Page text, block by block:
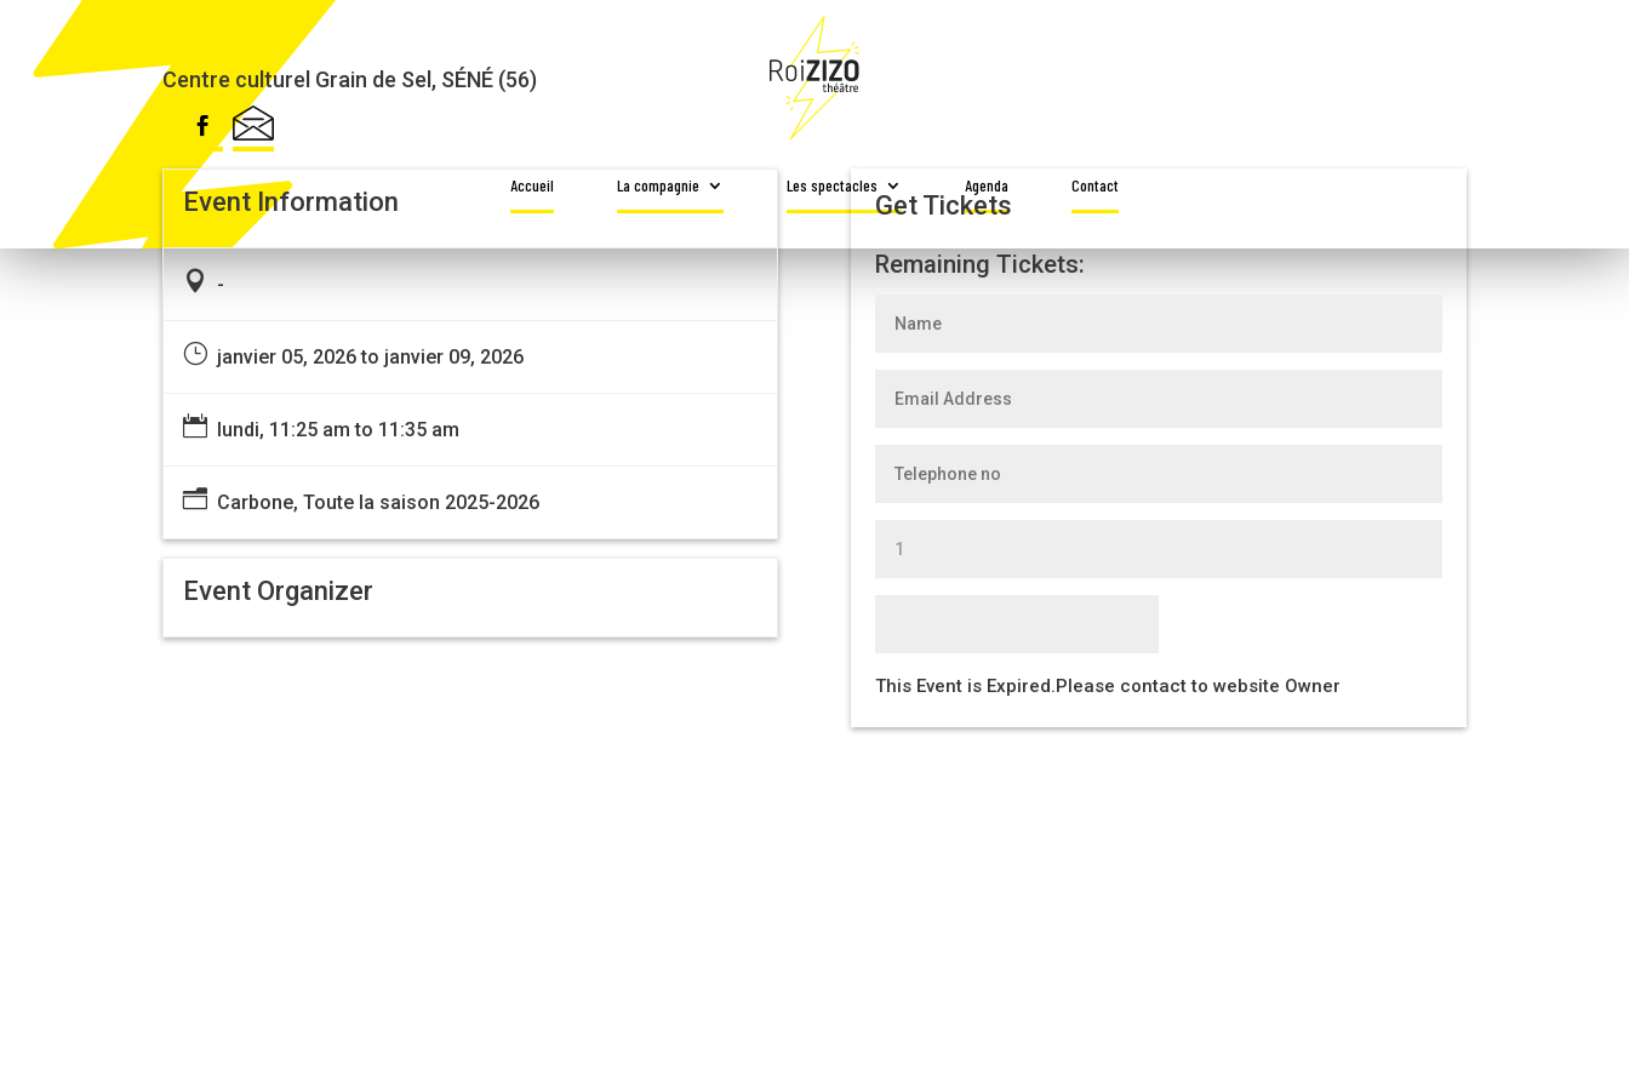
Accueil La compagnie Les spectacles Agenda Contact
RÉSIDENCE CARBONE
Centre culturel Grain de Sel, SÉNÉ (56)
Event Information
 -
} janvier 05, 2026 to janvier 09, 2026
 lundi, 11:25 am to 11:35 am
n Carbone, Toute la saison 2025-2026
Event Organizer
Get Tickets
Remaining Tickets:
This Event is Expired.Please contact to website Owner